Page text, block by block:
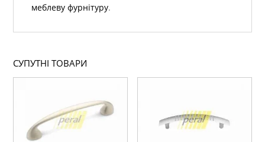
меблеву фурнітуру.
СУПУТНІ ТОВАРИ